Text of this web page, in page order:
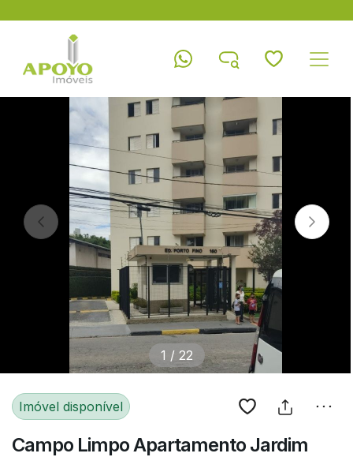
1 / 22
Imóvel disponível
Campo Limpo Apartamento Jardim